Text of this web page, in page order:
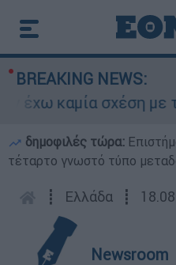
BREAKING NEWS:
καμία σχέση με την
δημοφιλές τώρα:
τέταρτο γνωστό τύπο
┋ Ελλάδα ┋
Newsroom